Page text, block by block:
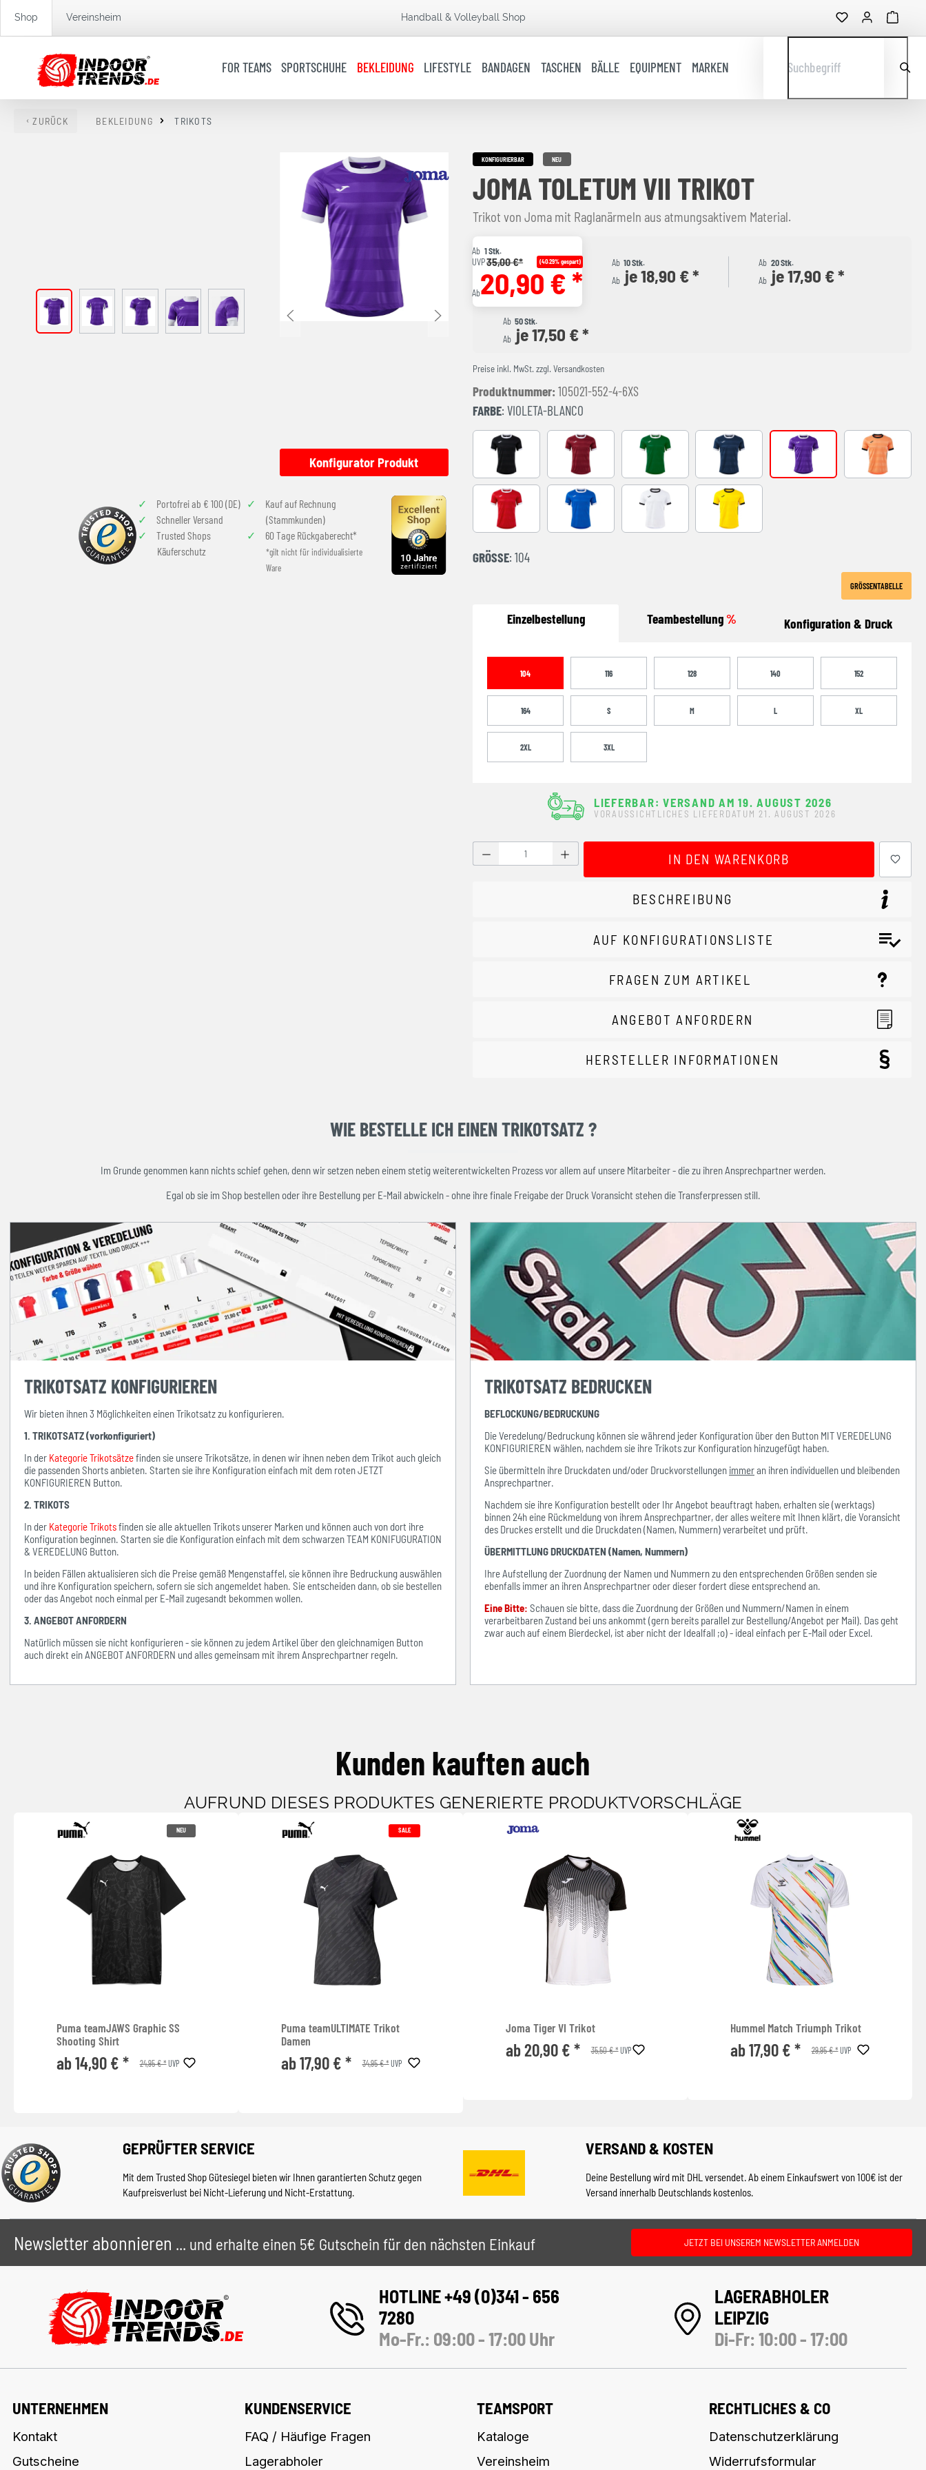
Zur Hauptnavigation springen
Shop Vereinsheim Handball & Volleyball Shop
FOR TEAMS SPORTSCHUHE BEKLEIDUNG LIFESTYLE BANDAGEN TASCHEN BÄLLE EQUIPMENT MARKEN Suchbegriff
ZURÜCK BEKLEIDUNG TRIKOTS
Konfigurator Produkt
Portofrei ab € 100 (DE)
Schneller Versand
Trusted Shops
Käuferschutz
Kauf auf Rechnung
(Stammkunden)
60 Tage Rückgaberecht*
*gilt nicht für individualisierte
Ware
KONFIGURIERBAR NEU
JOMA TOLETUM VII TRIKOT
Trikot von Joma mit Raglanärmeln aus atmungsaktivem Material.
Ab 1 Stk.
UVP35,00 €* (40.29% gespart)
Ab20,90 € *
Ab 10 Stk.
Ab je 18,90 € *
Ab 20 Stk.
Ab je 17,90 € *
Ab 50 Stk.
Ab je 17,50 € *
Preise inkl. MwSt. zzgl. Versandkosten
Produktnummer: 105021-552-4-6XS
FARBE: VIOLETA-BLANCO
BURGUNDY GREEN-WHITE DARK NAVY BLANCO VIOLETA-BLANCO ORANGE-
RED-WHITE ROYAL-WHITE YELLOW-BLACK
GRÖSSE : 104
GRÖSSENTABELLE
Einzelbestellung Teambestellung% Konfiguration & Druck
104 116 128 140 152
164 S M L XL
2XL 3XL
LIEFERBAR: VERSAND AM 19. AUGUST 2026
VORAUSSICHTLICHES LIEFERDATUM 21. AUGUST 2026
Produkt Anzahl: Gib den gewünschten Wert ein oder benutze die Schaltflächen
IN DEN WARENKORB
BESCHREIBUNG
AUF KONFIGURATIONSLISTE
FRAGEN ZUM ARTIKEL
ANGEBOT ANFORDERN
HERSTELLER INFORMATIONEN
WIE BESTELLE ICH EINEN TRIKOTSATZ ?
Im Grunde genommen kann nichts schief gehen, denn wir setzen neben einem stetig weiterentwickelten Prozess vor allem auf unsere Mitarbeiter - die zu ihren Ansprechpartner werden.
Egal ob sie im Shop bestellen oder ihre Bestellung per E-Mail abwickeln - ohne ihre finale Freigabe der Druck Voransicht stehen die Transferpressen still.
TRIKOTSATZ KONFIGURIEREN
Wir bieten ihnen 3 Möglichkeiten einen Trikotsatz zu konfigurieren.
1. TRIKOTSATZ (vorkonfiguriert)
In der Kategorie Trikotsätzefinden sie unsere Trikotsätze, in denen wir ihnen neben dem Trikot auch gleich
die passenden Shorts anbieten. Starten sie ihre Konfiguration einfach mit dem roten JETZT
KONFIGURIEREN Button.
2. TRIKOTS
In der Kategorie Trikotsfinden sie alle aktuellen Trikots unserer Marken und können auch von dort ihre
Konfiguration beginnen. Starten sie die Konfiguration einfach mit dem schwarzen TEAM KONIFUGURATION
& VEREDELUNG Button.
In beiden Fällen aktualisieren sich die Preise gemäß Mengenstaffel, sie können ihre Bedruckung auswählen
und ihre Konfiguration speichern, sofern sie sich angemeldet haben. Sie entscheiden dann, ob sie bestellen
oder das Angebot noch einmal per E-Mail zugesandt bekommen wollen.
3. ANGEBOT ANFORDERN
Natürlich müssen sie nicht konfigurieren - sie können zu jedem Artikel über den gleichnamigen Button
auch direkt ein ANGEBOT ANFORDERN und alles gemeinsam mit ihrem Ansprechpartner regeln.
TRIKOTSATZ BEDRUCKEN
BEFLOCKUNG/BEDRUCKUNG
Die Veredelung/Bedruckung können sie während jeder Konfiguration über den Button MIT VEREDELUNG
KONFIGURIEREN wählen, nachdem sie ihre Trikots zur Konfiguration hinzugefügt haben.
Sie übermitteln ihre Druckdaten und/oder Druckvorstellungen immeran ihren individuellen und bleibenden
Ansprechpartner.
Nachdem sie ihre Konfiguration bestellt oder Ihr Angebot beauftragt haben, erhalten sie (werktags)
binnen 24h eine Rückmeldung von ihrem Ansprechpartner, der alles weitere mit Ihnen klärt, die Voransicht
des Druckes erstellt und die Druckdaten (Namen, Nummern) verarbeitet und prüft.
ÜBERMITTLUNG DRUCKDATEN (Namen, Nummern)
Ihre Aufstellung der Zuordnung der Namen und Nummern zu den entsprechenden Größen senden sie
ebenfalls immer an ihren Ansprechpartner oder dieser fordert diese entsprechend an.
Eine Bitte: Schauen sie bitte, dass die Zuordnung der Größen und Nummern/Namen in einem
verarbeitbaren Zustand bei uns ankommt (gern bereits parallel zur Bestellung/Angebot per Mail). Das geht
zwar auch auf einem Bierdeckel, ist aber nicht der Idealfall ;o) - ideal einfach per E-Mail oder Excel.
Kunden kauften auch
AUFRUND DIESES PRODUKTES GENERIERTE PRODUKTVORSCHLÄGE
NEU
Puma teamJAWS Graphic SS
Shooting Shirt
ab 14,90 € * 24,95 € *UVP
SALE
Puma teamULTIMATE Trikot
Damen
ab 17,90 € * 34,95 € *UVP
Joma Tiger VI Trikot
ab 20,90 € * 35,50 € *UVP
Hummel Match Triumph Trikot
ab 17,90 € * 29,95 € *UVP
GEPRÜFTER SERVICE
Mit dem Trusted Shop Gütesiegel bieten wir Ihnen garantierten Schutz gegen
Kaufpreisverlust bei Nicht-Lieferung und Nicht-Erstattung.
VERSAND & KOSTEN
Deine Bestellung wird mit DHL versendet. Ab einem Einkaufswert von 100€ ist der
Versand innerhalb Deutschlands kostenlos.
Newsletter abonnieren ... und erhalte einen 5€ Gutschein für den nächsten Einkauf JETZT BEI UNSEREM NEWSLETTER ANMELDEN
HOTLINE +49 (0)341 - 656
7280
Mo-Fr.: 09:00 - 17:00 Uhr
LAGERABHOLER
LEIPZIG
Di-Fr: 10:00 - 17:00
UNTERNEHMEN
Kontakt
Gutscheine
KUNDENSERVICE
FAQ / Häufige Fragen
Lagerabholer
TEAMSPORT
Kataloge
Vereinsheim
RECHTLICHES & CO
Datenschutzerklärung
Widerrufsformular